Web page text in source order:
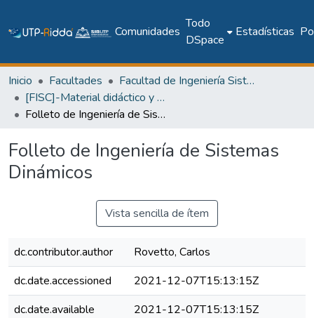
Comunidades
Todo
DSpace
Estadísticas
Inicio Facultades
Facultad de Ingeniería Sistemas Computacionales
[FISC]-Material didáctico y recursos de aprendizaje
Folleto de Ingeniería de Sistemas Dinámicos
Folleto de Ingeniería de Sistemas
Dinámicos
Vista sencilla de ítem
dc.contributor.author
Rovetto, Carlos
dc.date.accessioned
2021-12-07T15:13:15Z
dc.date.available
2021-12-07T15:13:15Z